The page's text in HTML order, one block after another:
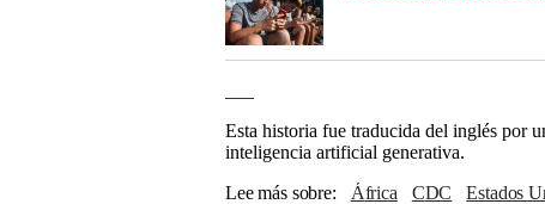
Esta historia fue traducida del inglés por
inteligencia artificial generativa.
Lee más sobre
África CDC Estados